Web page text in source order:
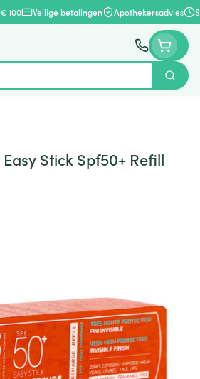
100 Veilige betalingen Apothekersadvies
Zoek
Stick Spf50+ Refill